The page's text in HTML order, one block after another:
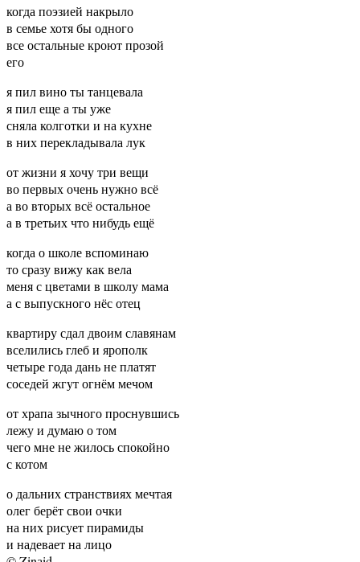
когда поэзией накрыло
в семье хотя бы одного
все остальные кроют прозой
его
я пил вино ты танцевала
я пил еще а ты уже
сняла колготки и на кухне
в них перекладывала лук
от жизни я хочу три вещи
во первых очень нужно всё
а во вторых всё остальное
а в третьих что нибудь ещё
когда о школе вспоминаю
то сразу вижу как вела
меня с цветами в школу мама
а с выпускного нёс отец
квартиру сдал двоим славянам
вселились глеб и ярополк
четыре года дань не платят
соседей жгут огнём мечом
от храпа зычного проснувшись
лежу и думаю о том
чего мне не жилось спокойно
с котом
о дальних странствиях мечтая
олег берёт свои очки
на них рисует пирамиды
и надевает на лицо